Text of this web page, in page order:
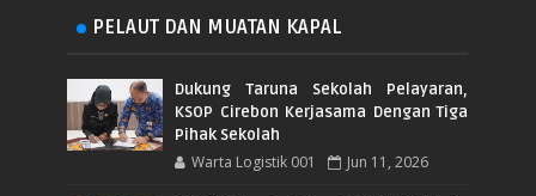
PELAUT DAN MUATAN KAPAL
Dukung Taruna Sekolah Pelayaran,
KSOP Cirebon Kerjasama Dengan Tiga
Pihak Sekolah
Warta Logistik 001 Jun 11, 2026